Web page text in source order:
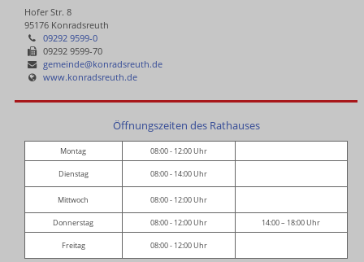
Hofer Str. 8
95176 Konradsreuth
09292 9599-0
09292 9599-70
gemeinde@konradsreuth.de
www.konradsreuth.de
Öffnungszeiten des Rathauses
Montag 08:00 - 12:00 Uhr
Dienstag 08:00 - 14:00 Uhr
Mittwoch 08:00 - 12:00 Uhr
Donnerstag 08:00 - 12:00 Uhr 14:00 – 18:00 Uhr
Freitag 08:00 - 12:00 Uhr